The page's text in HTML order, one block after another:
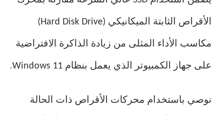
الأقراص الثابتة الميكانيكي (Hard Disk Drive)
مكاسب الأداء المثلى من زيادة الذاكرة الافتراضية
على جهاز الكمبيوتر الذي يعمل بنظام Windows 11.
نوصي باستخدام محركات الأقراص ذات الحالة